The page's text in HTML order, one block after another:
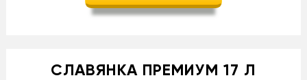
СЛАВЯНКА ПРЕМИУМ 17 Л